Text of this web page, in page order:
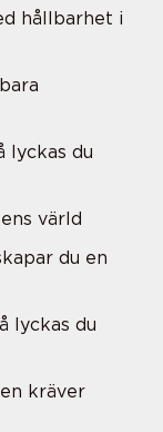
hållbarhet i
lyckas du
värld
du en
lyckas du
kräver